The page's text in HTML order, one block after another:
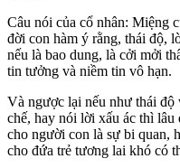
Câu nói của cổ nhân: Miệng
đời con hàm ý rằng, thái độ,
nếu là bao dung, là cởi mởi
tin tưởng và niềm tin vô hạn.
Và ngược lại nếu như thái độ
chế, hay nói lời xấu ác thì
cho người con là sự bi quan,
cho đứa trẻ tương lai khó có